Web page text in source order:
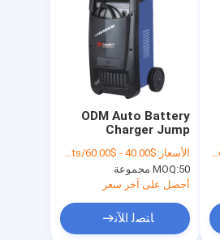
ODM Auto Battery
Charger Jump
Starter ، 1000W
1400W شاحن بطارية
حزمة القفز المحمولة
الأسعار:$40.00 - $60.00/Sets
MOQ:50 مجموعة
أحصل على آخر سعر
ﺎﺘﺼﻟ ﺍﻶﻧ